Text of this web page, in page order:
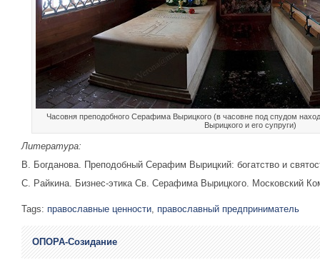
Часовня преподобного Серафима Вырицкого (в часовне под спудом
Вырицкого и его супруги)
Литература:
В. Богданова. Преподобный Серафим Вырицкий: богатство и
С. Райкина. Бизнес-этика Св. Серафима Вырицкого. Московский
Tags: православные ценности, православный предприниматель
ОПОРА-Созидание